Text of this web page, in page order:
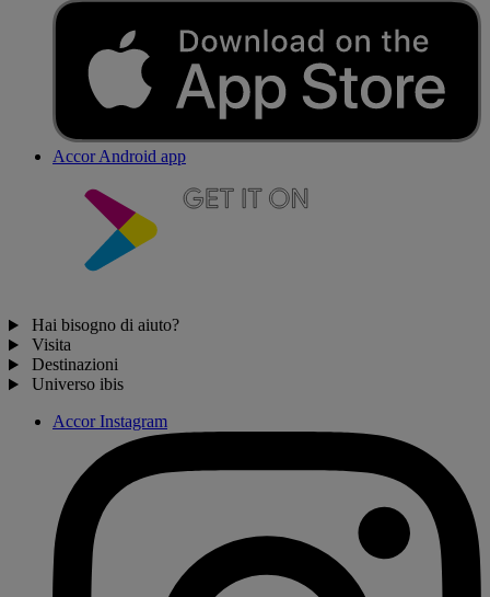
Accor Android app
Hai bisogno di aiuto?
Visita
Destinazioni
Universo ibis
Accor Instagram